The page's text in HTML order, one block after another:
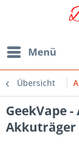
Menü
Übersicht
GeekVape
Akkuträger